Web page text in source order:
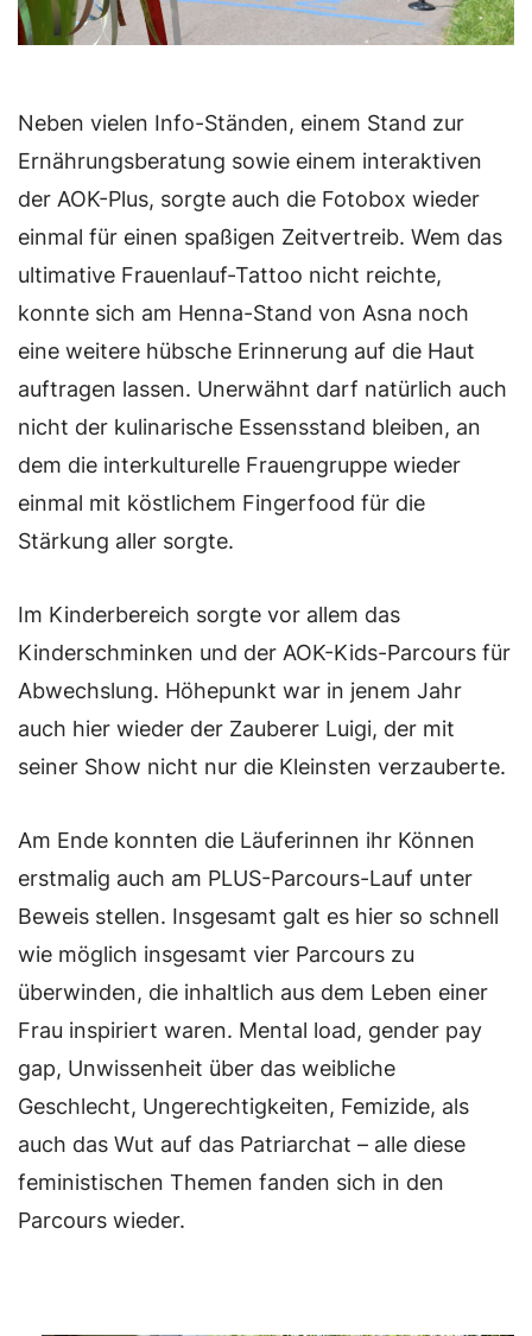
Neben vielen Info-Ständen, einem Stand zur
Ernährungsberatung sowie einem interaktiven
der AOK-Plus, sorgte auch die Fotobox wieder
einmal für einen spaßigen Zeitvertreib. Wem das
ultimative Frauenlauf-Tattoo nicht reichte,
konnte sich am Henna-Stand von Asna noch
eine weitere hübsche Erinnerung auf die Haut
auftragen lassen. Unerwähnt darf natürlich auch
nicht der kulinarische Essensstand bleiben, an
dem die interkulturelle Frauengruppe wieder
einmal mit köstlichem Fingerfood für die
Stärkung aller sorgte.
Im Kinderbereich sorgte vor allem das
Kinderschminken und der AOK-Kids-Parcours für
Abwechslung. Höhepunkt war in jenem Jahr
auch hier wieder der Zauberer Luigi, der mit
seiner Show nicht nur die Kleinsten verzauberte.
Am Ende konnten die Läuferinnen ihr Können
erstmalig auch am PLUS-Parcours-Lauf unter
Beweis stellen. Insgesamt galt es hier so schnell
wie möglich insgesamt vier Parcours zu
überwinden, die inhaltlich aus dem Leben einer
Frau inspiriert waren. Mental load, gender pay
gap, Unwissenheit über das weibliche
Geschlecht, Ungerechtigkeiten, Femizide, als
auch das Wut auf das Patriarchat – alle diese
feministischen Themen fanden sich in den
Parcours wieder.